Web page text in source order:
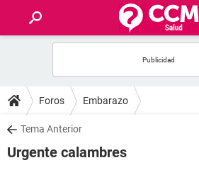
FOROS
SALUD
FAMILIA
Foros Embarazo
Tema Anterior
Urgente calambres